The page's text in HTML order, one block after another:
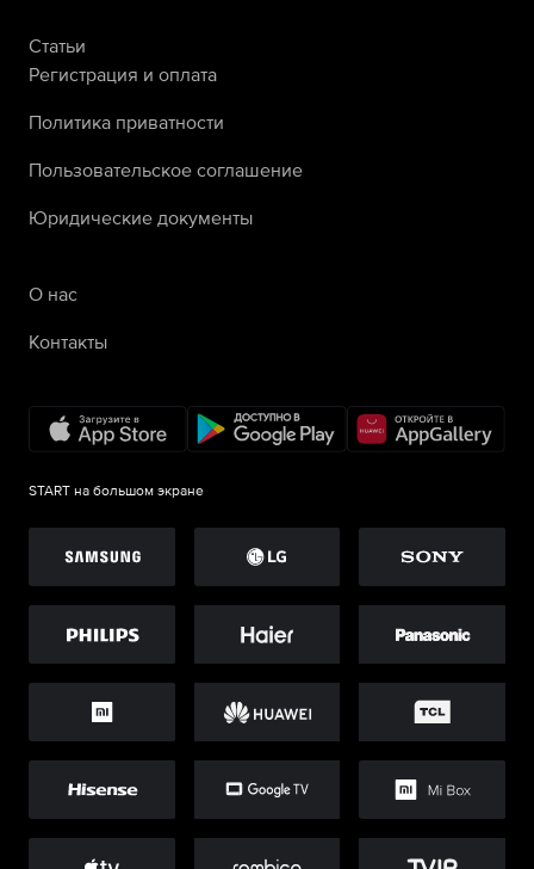
Статьи
Регистрация и оплата
Политика приватности
Пользовательское соглашение
Юридические документы
О нас
Контакты
START на большом экране